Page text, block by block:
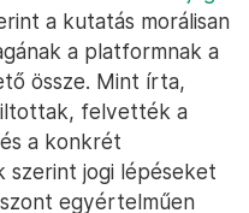
a kutatás morálisan
a platformnak a
össze. Mint írta,
felvették a
a konkrét
szerint jogi lépéseket
egyértelműen